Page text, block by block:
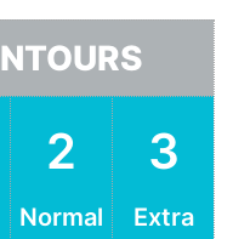
2
Normal
3
Extra